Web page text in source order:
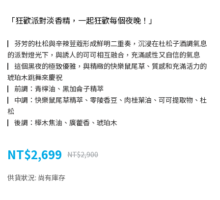
「狂歡派對淡香精，一起狂歡每個夜晚！」
▏芬芳的杜松與辛辣荳蔻形成鮮明二重奏，沉浸在杜松子酒調氣息
的派對燈光下，與誘人的可可相互融合，充滿感性又自信的氣息
▏這個黑夜的極致優雅，與精緻的快樂鼠尾草、質感和充滿活力的
琥珀木跳舞來慶祝
▏前調：青檸油、黑加侖子精萃
▏中調：快樂鼠尾草精萃、零陵香豆、肉桂葉油、可可提取物、杜
松
▏後調：樺木焦油、廣藿香、琥珀木
NT$2,699 NT$2,900
供貨狀況: 尚有庫存